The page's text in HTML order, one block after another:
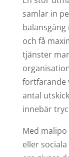
samlar in
och få
tjänster
fortfarande
antal
innebär
Med
eller